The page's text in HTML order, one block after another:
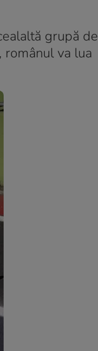
grupă de
va lua